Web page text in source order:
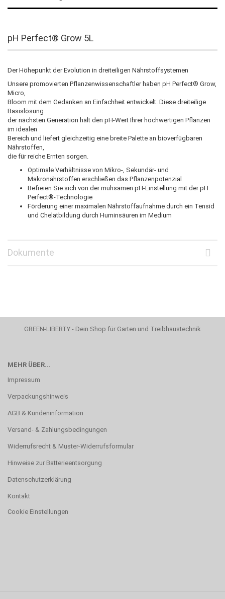
pH Perfect® Grow 5L
Der Höhepunkt der Evolution in dreiteiligen Nährstoffsystemen
Unsere promovierten Pflanzenwissenschaftler haben pH Perfect® Grow,
Micro,
Bloom mit dem Gedanken an Einfachheit entwickelt. Diese dreiteilige
Basislösung
der nächsten Generation hält den pH-Wert Ihrer hochwertigen Pflanzen
im idealen
Bereich und liefert gleichzeitig eine breite Palette an bioverfügbaren
Nährstoffen,
die für reiche Ernten sorgen.
Optimale Verhältnisse von Mikro-, Sekundär- und
Makronährstoffen erschließen das Pflanzenpotenzial
Befreien Sie sich von der mühsamen pH-Einstellung mit der pH
Perfect®-Technologie
Förderung einer maximalen Nährstoffaufnahme durch ein Tensid
und Chelatbildung durch Huminsäuren im Medium
Dokumente
GREEN-LIBERTY - Dein Shop für Garten und Treibhaustechnik
MEHR ÜBER...
Impressum
Verpackungshinweis
AGB & Kundeninformation
Versand- & Zahlungsbedingungen
Widerrufsrecht & Muster-Widerrufsformular
Hinweise zur Batterieentsorgung
Datenschutzerklärung
Kontakt
Cookie Einstellungen